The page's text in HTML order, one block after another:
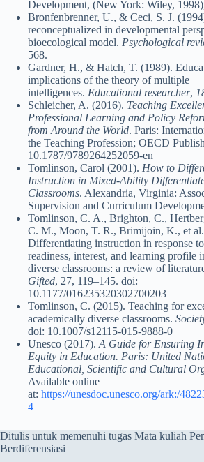
Development, (New York: Wiley,
Bronfenbrenner, U., & Ceci, S. J.
reconceptualized in developmental
bioecological model. Psychological
568.
Gardner, H., & Hatch, T. (1989).
implications of the theory of multiple
intelligences. Educational researcher,
Schleicher, A. (2016). Teaching
Professional Learning and Policy
from Around the World. Paris:
the Teaching Profession; OECD
10.1787/9789264252059-en
Tomlinson, Carol (2001). How to
Instruction in Mixed-Ability
Classrooms. Alexandria, Virginia:
Supervision and Curriculum
Tomlinson, C. A., Brighton, C.,
C. M., Moon, T. R., Brimijoin, K., et
Differentiating instruction in response
readiness, interest, and learning profile
diverse classrooms: a review of
Gifted, 27, 119–145. doi:
10.1177/016235320302700203
Tomlinson, C. (2015). Teaching for
academically diverse classrooms.
doi: 10.1007/s12115-015-9888-0
Unesco (2017). A Guide for Ensuring
Equity in Education. Paris: United
Educational, Scientific and Cultural
Available online
at: https://unesdoc.unesco.org/ark:/
4
Ditulis untuk memenuhi tugas Mata kuliah
Berdiferensiasi